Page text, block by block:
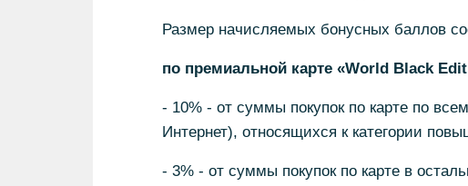
Размер начисляемых бонусных баллов
по премиальной карте «World Black
- 10% - от суммы покупок по карте по
Интернет), относящихся к категории
- 3% - от суммы покупок по карте в